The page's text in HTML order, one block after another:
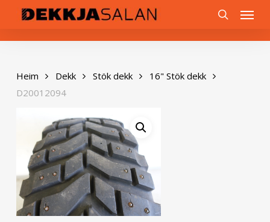
content
Menu
Heim Dekk Stök dekk
16" Stök dekk
D20012094